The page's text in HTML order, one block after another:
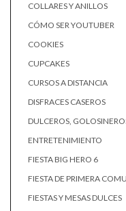
COLLARES Y ANILLOS
CÓMO SER YOUTUBER
COOKIES
CUPCAKES
CURSOS A DISTANCIA
DISFRACES CASEROS
DULCEROS,
ENTRETENIMIENTO
FIESTA BIG HERO 6
FIESTA DE PRIMERA
FIESTAS Y MESAS DULCES